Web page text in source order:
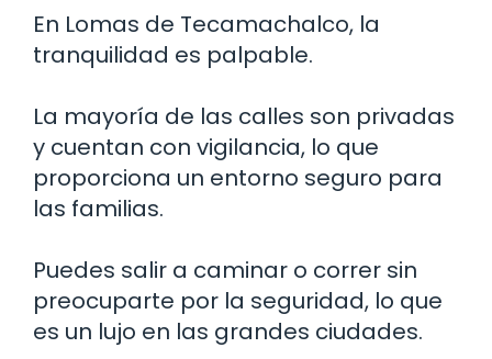
En Lomas de Tecamachalco, la
tranquilidad es palpable.
La mayoría de las calles son privadas
y cuentan con vigilancia, lo que
proporciona un entorno seguro para
las familias.
Puedes salir a caminar o correr sin
preocuparte por la seguridad, lo que
es un lujo en las grandes ciudades.